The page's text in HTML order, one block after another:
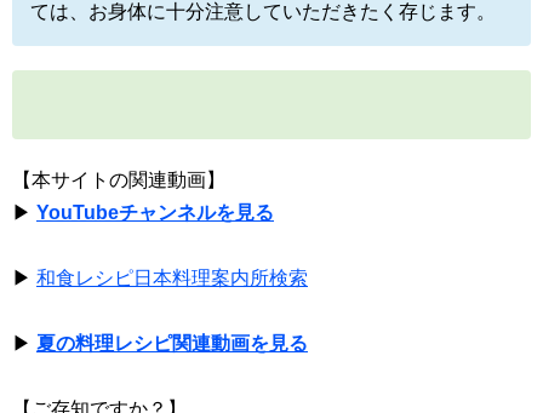
ては、お身体に十分注意していただきたく存じます。
【本サイトの関連動画】
▶ YouTubeチャンネルを見る
▶ 和食レシピ日本料理案内所検索
▶ 夏の料理レシピ関連動画を見る
【ご存知ですか？】